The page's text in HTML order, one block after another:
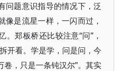
问题意识指导的情况下，泛
像是流星一样，一闪而过，
郑板桥还比较注意“问”，
开看。学是学，问是问，今
卷，只是一条钝汉尔”。其实